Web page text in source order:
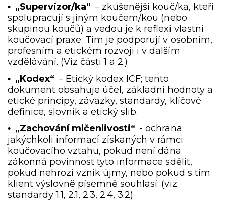
• „Supervizor/ka“ – zkušenější kouč/ka, kteří
spolupracují s jiným koučem/kou (nebo
skupinou koučů) a vedou je k reflexi vlastní
koučovací praxe. Tím je podporují v osobním,
profesním a etickém rozvoji i v dalším
vzdělávání. (Viz části 1 a 2.)
• „Kodex“ – Etický kodex ICF; tento
dokument obsahuje účel, základní hodnoty a
etické principy, závazky, standardy, klíčové
definice, slovník a etický slib.
• „Zachování mlčenlivosti“ - ochrana
jakýchkoli informací získaných v rámci
koučovacího vztahu, pokud není dána
zákonná povinnost tyto informace sdělit,
pokud nehrozí vznik újmy, nebo pokud s tím
klient výslovně písemně souhlasí. (viz
standardy 1.1, 2.1, 2.3, 2.4, 3.2)